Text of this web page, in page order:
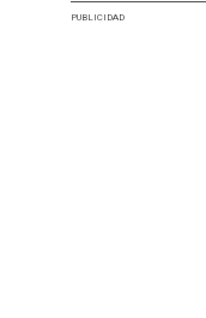
PUBLICIDAD